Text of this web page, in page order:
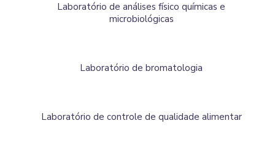
Laboratório de análises físico químicas e
microbiológicas
Laboratório de bromatologia
Laboratório de controle de qualidade alimentar